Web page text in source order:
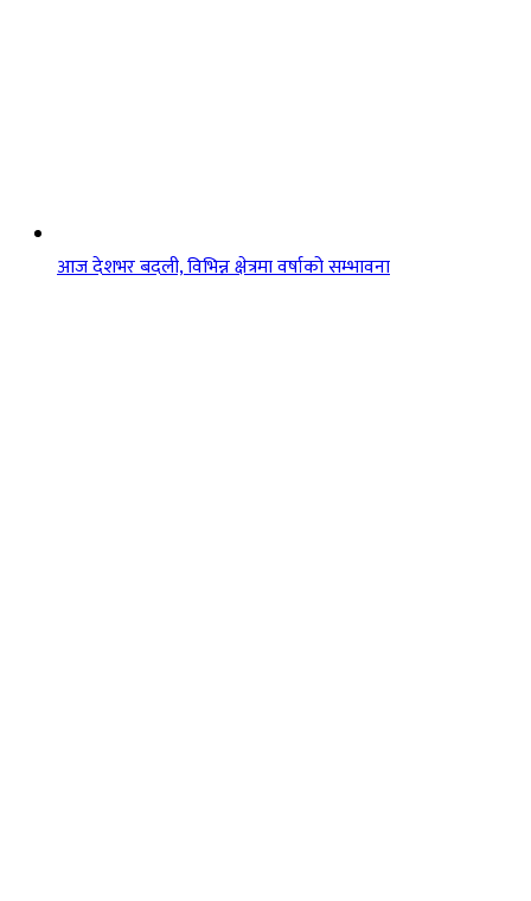
आज देशभर बदली, विभिन्न क्षेत्रमा वर्षाको सम्भावना